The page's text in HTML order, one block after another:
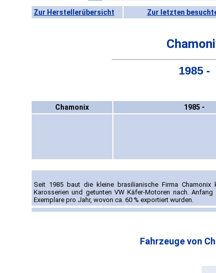
Zur Herstellerübersicht Zur letzten
1985 -
Chamonix 1985 -
Seit 1985 baut die kleine brasilianische Firma Chamonix
Karosserien und getunten VW Käfer-Motoren nach.
Exemplare pro Jahr, wovon ca. 60 % exportiert wurden.
Fahrzeuge von